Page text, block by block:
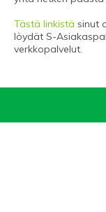
Tästä linkistä sinut
löydät S-
verkkopalvelut.